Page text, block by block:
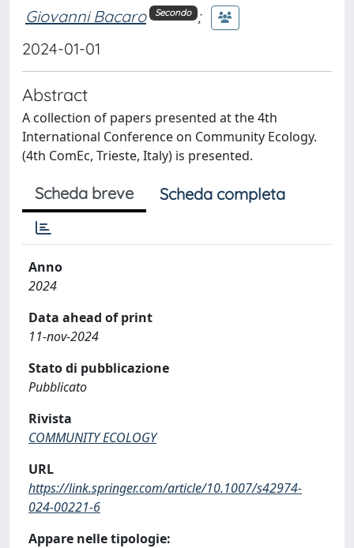
Giovanni Bacaro Secondo ;
2024-01-01
Abstract
A collection of papers presented at the 4th
International Conference on Community Ecology.
(4th ComEc, Trieste, Italy) is presented.
Scheda breve Scheda completa
Anno
2024
Data ahead of print
11-nov-2024
Stato di pubblicazione
Pubblicato
Rivista
COMMUNITY ECOLOGY
URL
https://link.springer.com/article/10.1007/s42974-
024-00221-6
Appare nelle tipologie: